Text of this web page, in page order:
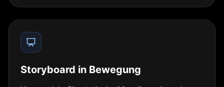
Storyboard in Bewegung